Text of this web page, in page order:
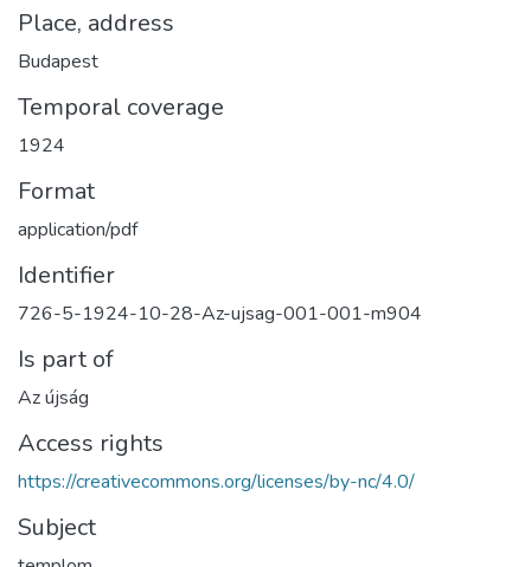
Place, address
Budapest
Temporal coverage
1924
Format
application/pdf
Identifier
726-5-1924-10-28-Az-ujsag-001-001-m904
Is part of
Az újság
Access rights
https://creativecommons.org/licenses/by-nc/4.0/
Subject